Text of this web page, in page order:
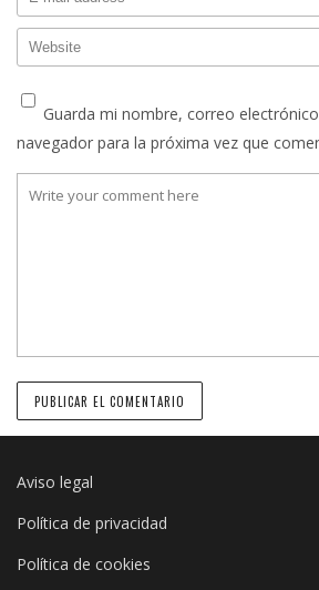
Guarda mi nombre, correo
navegador para la próxima vez que
Aviso legal
Política de privacidad
Política de cookies